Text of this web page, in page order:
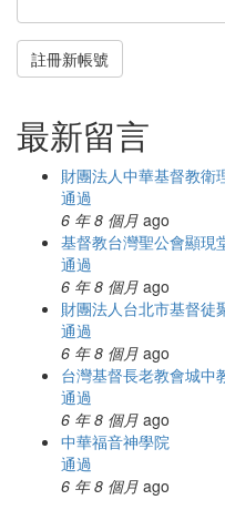
註冊新帳號
最新留言
財團法人中華基督教衛
通過
6 年 8 個月 ago
基督教台灣聖公會顯現
通過
6 年 8 個月 ago
財團法人台北市基督徒
通過
6 年 8 個月 ago
台灣基督長老教會城中
通過
6 年 8 個月 ago
中華福音神學院
通過
6 年 8 個月 ago